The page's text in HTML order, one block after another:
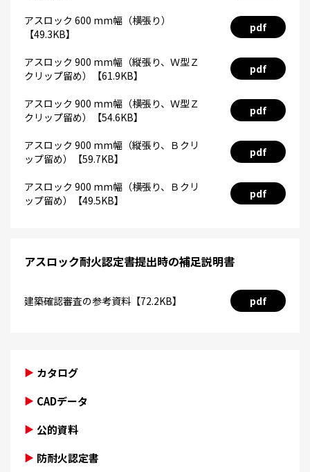
アスロック 600 mm幅（横張り）
【49.3KB】
pdf
アスロック 900 mm幅（縦張り、Ｗ型Ｚ
クリップ留め）【61.9KB】
pdf
アスロック 900 mm幅（横張り、Ｗ型Ｚ
クリップ留め）【54.6KB】
pdf
アスロック 900 mm幅（縦張り、Ｂクリ
ップ留め）【59.7KB】
pdf
アスロック 900 mm幅（横張り、Ｂクリ
ップ留め）【49.5KB】
pdf
アスロック耐火認定書提出時の補足説明書
建築確認審査の参考資料【72.2KB】 pdf
カタログ
CADデータ
公的資料
防耐火認定書